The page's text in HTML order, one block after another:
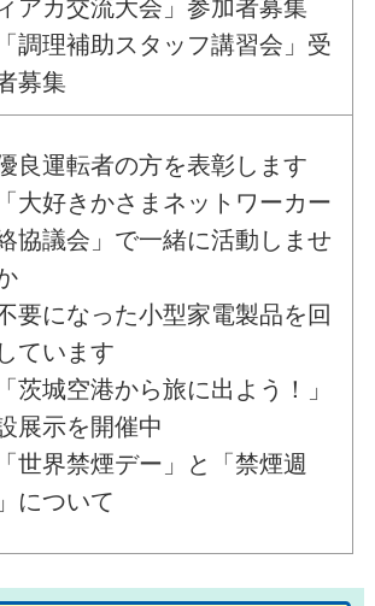
アカ交流大会」参加者募集
調理補助スタッフ講習会」受
募集
良運転者の方を表彰します
大好きかさまネットワーカー
協議会」で一緒に活動しませ
要になった小型家電製品を回
ています
茨城空港から旅に出よう！」
展示を開催中
世界禁煙デー」と「禁煙週
について